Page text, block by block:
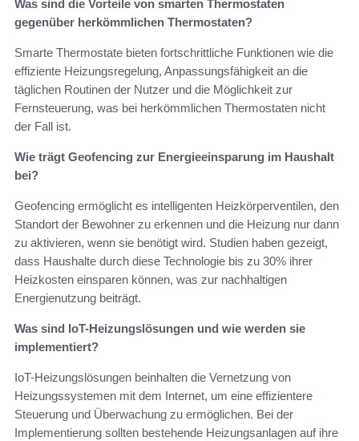
Was sind die Vorteile von smarten Thermostaten
gegenüber herkömmlichen Thermostaten?
Smarte Thermostate bieten fortschrittliche Funktionen wie die
effiziente Heizungsregelung, Anpassungsfähigkeit an die
täglichen Routinen der Nutzer und die Möglichkeit zur
Fernsteuerung, was bei herkömmlichen Thermostaten nicht
der Fall ist.
Wie trägt Geofencing zur Energieeinsparung im Haushalt
bei?
Geofencing ermöglicht es intelligenten Heizkörperventilen, den
Standort der Bewohner zu erkennen und die Heizung nur dann
zu aktivieren, wenn sie benötigt wird. Studien haben gezeigt,
dass Haushalte durch diese Technologie bis zu 30% ihrer
Heizkosten einsparen können, was zur nachhaltigen
Energienutzung beiträgt.
Was sind IoT-Heizungslösungen und wie werden sie
implementiert?
IoT-Heizungslösungen beinhalten die Vernetzung von
Heizungssystemen mit dem Internet, um eine effizientere
Steuerung und Überwachung zu ermöglichen. Bei der
Implementierung sollten bestehende Heizungsanlagen auf ihre